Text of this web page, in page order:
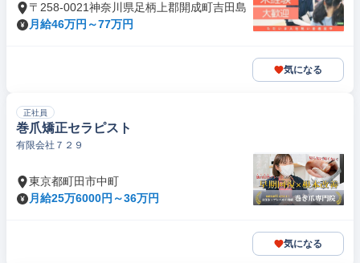
〒258-0021神奈川県足柄上郡開成町吉田島
月給46万円～77万円
気になる
正社員
巻爪矯正セラピスト
有限会社７２９
東京都町田市中町
月給25万6000円～36万円
気になる